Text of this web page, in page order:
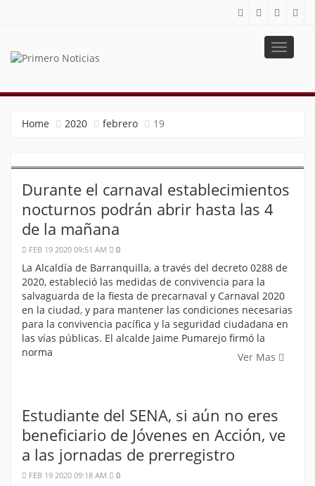
Toggle
Home 2020 febrero 19
Durante el carnaval establecimientos
nocturnos podrán abrir hasta las 4
de la mañana
FEB 19 2020 09:51 AM 0
La Alcaldía de Barranquilla, a través del decreto 0288 de
2020, estableció las medidas de convivencia para la
salvaguarda de la fiesta de precarnaval y Carnaval 2020
en la ciudad, y para mantener las condiciones necesarias
para la convivencia pacífica y la seguridad ciudadana en
las vías públicas. El alcalde Jaime Pumarejo firmó la
norma
Ver Mas
Estudiante del SENA, si aún no eres
beneficiario de Jóvenes en Acción, ve
a las jornadas de prerregistro
FEB 19 2020 09:18 AM 0